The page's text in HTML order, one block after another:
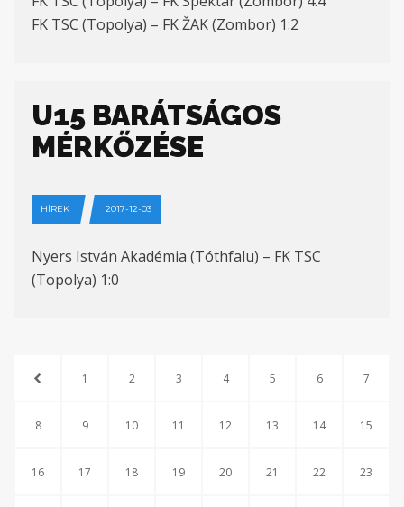
FK TSC (Topolya) – FK ŽAK (Zombor) 1:2
U15 BARÁTSÁGOS
MÉRKŐZÉSE
HÍREK 2017-12-03
Nyers István Akadémia (Tóthfalu) – FK TSC
(Topolya) 1:0
1 2 3 4 5 6 7
8 9 10 11 12 13 14 15
16 17 18 19 20 21 22 23